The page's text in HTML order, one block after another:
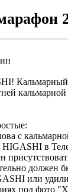
кальмарной
с
в
должен
или
под фото